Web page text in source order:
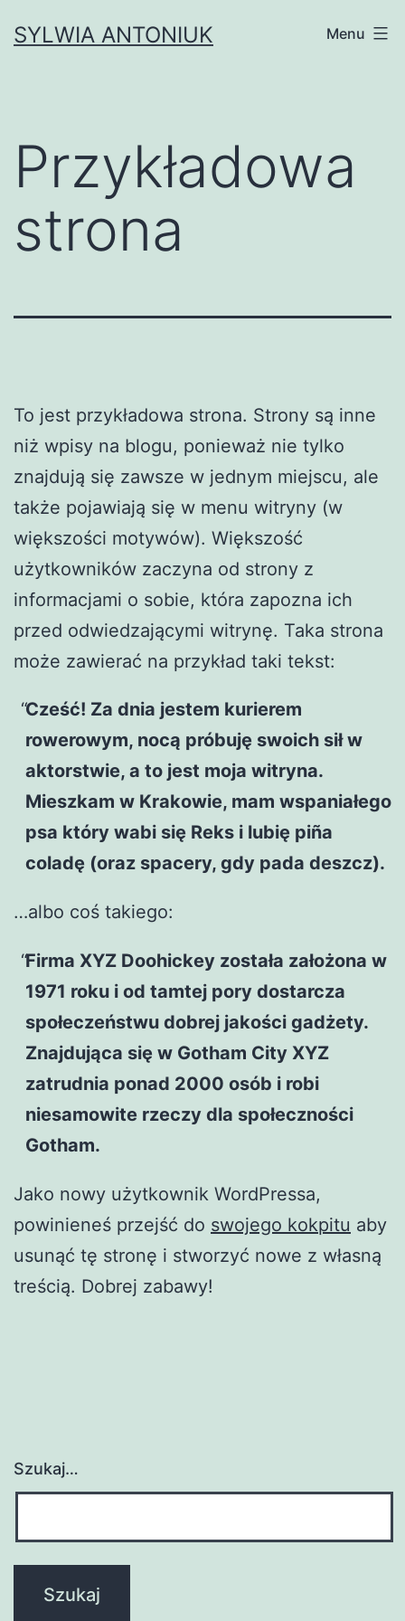
doSYLWIA ANTONIUK Menu
Przykładowa
strona
To jest przykładowa strona. Strony są inne
niż wpisy na blogu, ponieważ nie tylko
znajdują się zawsze w jednym miejscu, ale
także pojawiają się w menu witryny (w
większości motywów). Większość
użytkowników zaczyna od strony z
informacjami o sobie, która zapozna ich
przed odwiedzającymi witrynę. Taka strona
może zawierać na przykład taki tekst:
Cześć! Za dnia jestem kurierem
rowerowym, nocą próbuję swoich sił w
aktorstwie, a to jest moja witryna.
Mieszkam w Krakowie, mam wspaniałego
psa który wabi się Reks i lubię piña
coladę (oraz spacery, gdy pada deszcz).
…albo coś takiego:
Firma XYZ Doohickey została założona w
1971 roku i od tamtej pory dostarcza
społeczeństwu dobrej jakości gadżety.
Znajdująca się w Gotham City XYZ
zatrudnia ponad 2000 osób i robi
niesamowite rzeczy dla społeczności
Gotham.
Jako nowy użytkownik WordPressa,
powinieneś przejść do swojego kokpitu aby
usunąć tę stronę i stworzyć nowe z własną
treścią. Dobrej zabawy!
Szukaj…